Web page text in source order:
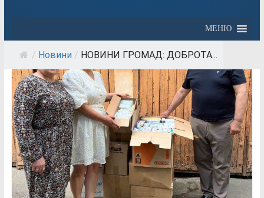
МЕНЮ
/ Новини / НОВИНИ ГРОМАД: ДОБРОТА...